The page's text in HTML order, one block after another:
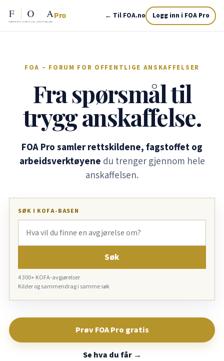
Pro ← Til FOA.no Logg inn i FOA Pro
FOA – FORUM FOR OFFENTLIGE ANSKAFFELSER
Fra spørsmål til
trygg anskaffelse.
FOA Pro samler rettskildene, fagstoffet og
arbeidsverktøyene du trenger gjennom hele
anskaffelsen.
SØK I KOFA-BASEN
Søk
4 300+ KOFA-avgjørelser
Kilder og sammendrag i samme søk
Prøv FOA Pro gratis
Se hva du får →